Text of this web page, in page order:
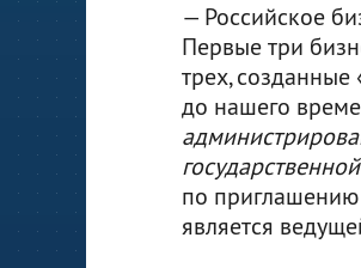
— Российское
Первые три
трех,
до нашего
по приглашению
является